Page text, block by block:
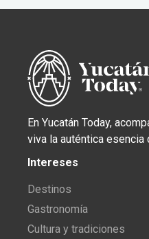
En Yucatán Today,
viva la auténtica esencia
Intereses
Destinos
Gastronomía
Cultura y tradiciones